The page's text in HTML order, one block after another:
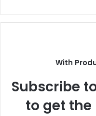
With
Subscribe
to get